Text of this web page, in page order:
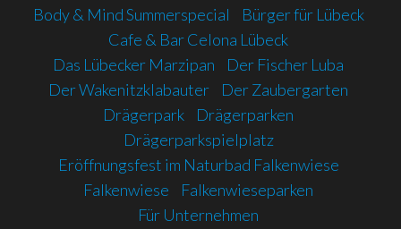
Body & Mind Summerspecial
Bürger für Lübeck
Cafe & Bar Celona Lübeck
Das Lübecker Marzipan
Der Fischer Luba
Der Wakenitzklabauter
Der Zaubergarten
Drägerpark
Drägerparken
Drägerparkspielplatz
Eröffnungsfest im Naturbad Falkenwiese
Falkenwiese
Falkenwieseparken
Für Unternehmen